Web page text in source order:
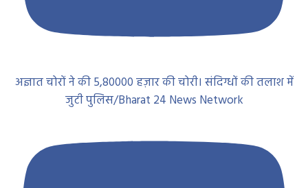
अज्ञात चोरों ने की 5,80000 हज़ार की चोरी। संदिग्धों की तलाश में
जुटी पुलिस/Bharat 24 News Network